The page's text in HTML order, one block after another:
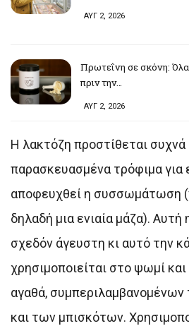
ΑΥΓ 2, 2026
Πρωτεΐνη σε σκόνη:
πριν την…
ΑΥΓ 2, 2026
Η λακτόζη προστίθεται συχνά
παρασκευασμένα τρόφιμα για
αποφευχθεί η συσσωμάτωση
δηλαδή μια ενιαία μάζα). Αυτή
σχεδόν άγευστη κι αυτό την
χρησιμοποιείται στο ψωμί
αγαθά,
και των μπισκότων.